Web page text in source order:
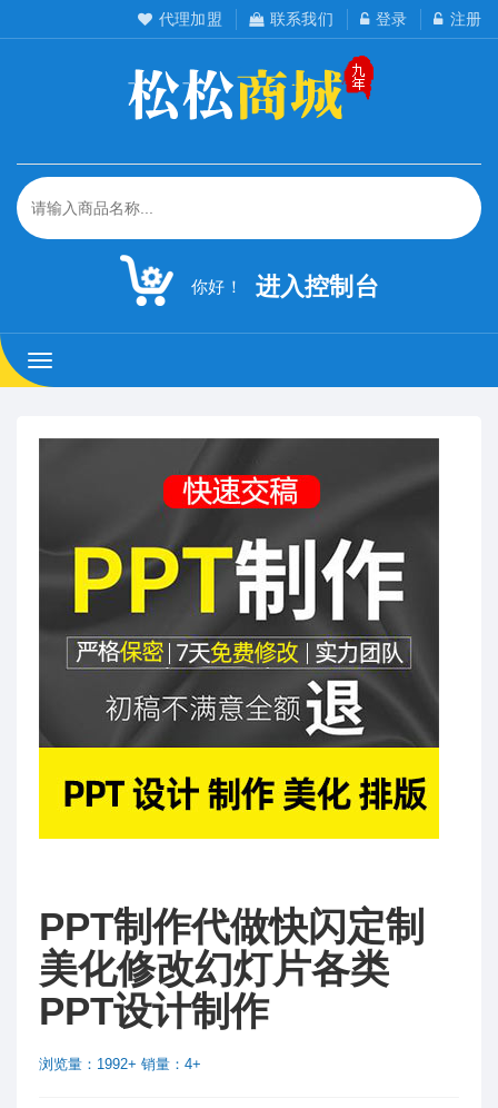
代理加盟 联系我们 登录 注册
你好！ 进入控制台
松
松
室
PPT制作代做快闪定制
美化修改幻灯片各类
PPT设计制作
浏览量：1992+ 销量：4+